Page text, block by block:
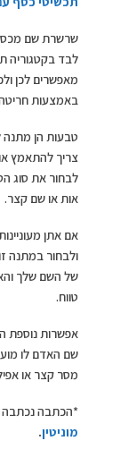
שרשרת שם
מאפשרים לכן
באמצעות
טבעות הן מתנה
צריך להתאמץ
לבחור את סוג
אות או שם קצר.
אם אתן
ולבחור במתנה
של השם שלך
טווח.
אפשרות נוספת
שם האדם לו
מסר קצר או
*הכתבה נכתבה
מוניטין.